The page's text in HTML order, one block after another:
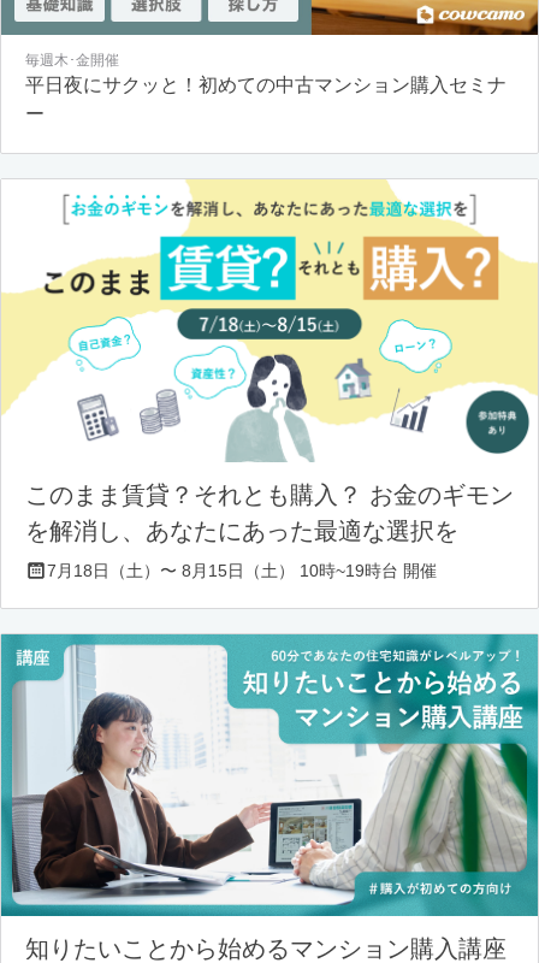
毎週木･金開催
平日夜にサクッと！初めての中古マンション購入セミナ
ー
このまま賃貸？それとも購入？ お金のギモン
を解消し、あなたにあった最適な選択を
7月18日（土）〜 8月15日（土） 10時~19時台 開催
知りたいことから始めるマンション購入講座